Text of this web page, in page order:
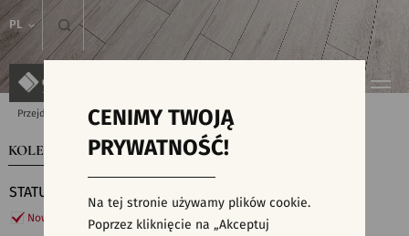
PL
Przejdź do strony głównej Kolekcje
KOLEKCJE WYSZUKIWARKA PŁYTEK
STATUS
Nowości
CENIMY TWOJĄ
PRYWATNOŚĆ!
Na tej stronie używamy plików cookie.
Poprzez kliknięcie na „Akceptuj